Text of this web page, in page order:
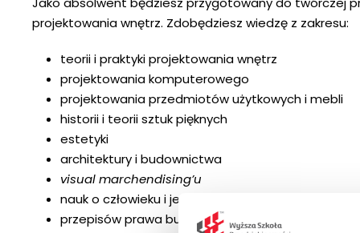
projektowania wnętrz. Zdobędziesz wiedzę z zakresu:
teorii i praktyki projektowania wnętrz
projektowania komputerowego
projektowania przedmiotów użytkowych i mebli
historii i teorii sztuk pięknych
estetyki
architektury i budownictwa
visual marchendising’u
nauk o człowieku i jego potrzebach
przepisów prawa budowlanego